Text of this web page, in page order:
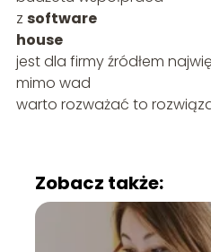
z software
house
jest dla firmy źródłem
mimo wad
warto rozważać to
Zobacz także: